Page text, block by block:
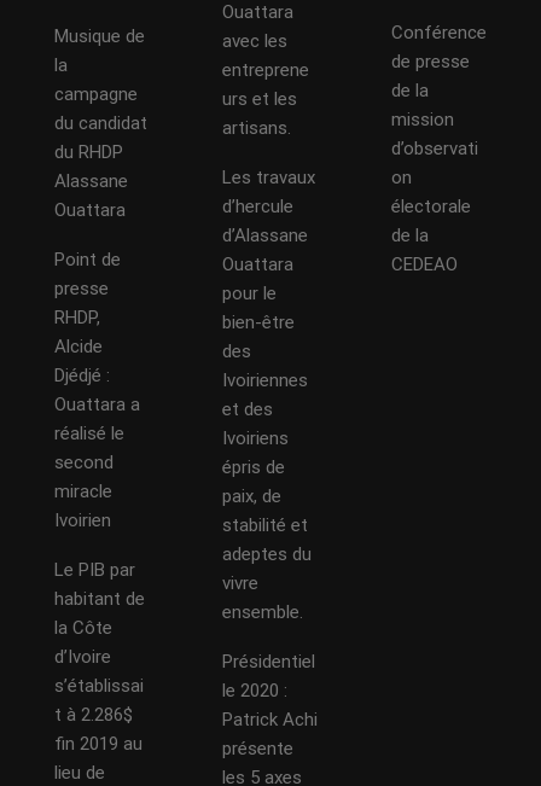
Musique de
la
campagne
du candidat
du RHDP
Alassane
Ouattara
Point de
presse
RHDP,
Alcide
Djédjé :
Ouattara a
réalisé le
second
miracle
Ivoirien
Le PIB par
habitant de
la Côte
d’Ivoire
s’établissai
t à 2.286$
fin 2019 au
lieu de
Ouattara
avec les
entreprene
urs et les
artisans.
Les travaux
d’hercule
d’Alassane
Ouattara
pour le
bien-être
des
Ivoiriennes
et des
Ivoiriens
épris de
paix, de
stabilité et
adeptes du
vivre
ensemble.
Présidentiel
le 2020 :
Patrick Achi
présente
les 5 axes
Conférence
de presse
de la
mission
d’observati
on
électorale
de la
CEDEAO